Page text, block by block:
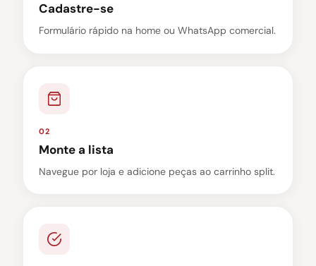
Cadastre-se
Formulário rápido na home ou WhatsApp comercial.
02
Monte a lista
Navegue por loja e adicione peças ao carrinho split.